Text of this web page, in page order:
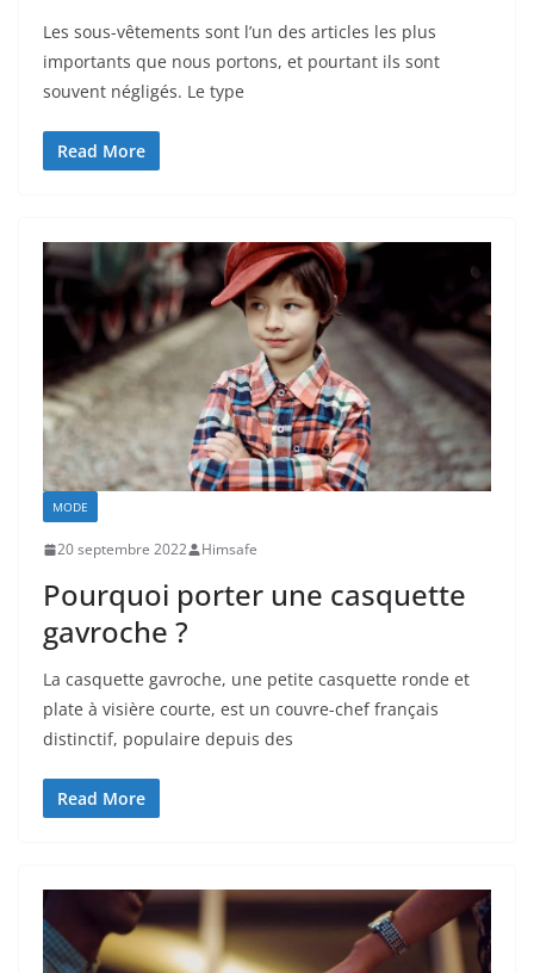
Les sous-vêtements sont l’un des articles les plus
importants que nous portons, et pourtant ils sont
souvent négligés. Le type
Read More
MODE
20 septembre 2022 Himsafe
Pourquoi porter une casquette
gavroche ?
La casquette gavroche, une petite casquette ronde et
plate à visière courte, est un couvre-chef français
distinctif, populaire depuis des
Read More